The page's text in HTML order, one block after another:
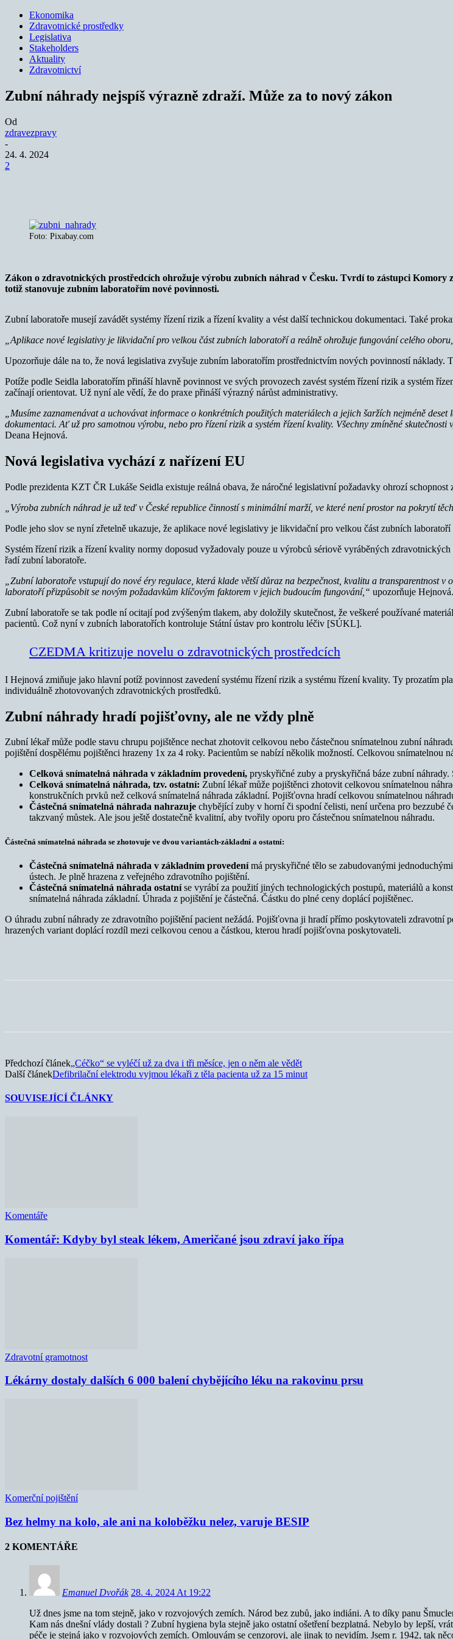
Ekonomika
Zdravotnické prostředky
Legislativa
Stakeholders
Aktuality
Zdravotnictví
Zubní náhrady nejspíš výrazně zdraží. Může za to nový zákon
Od
zdravezpravy
-
24. 4. 2024
2
Foto: Pixabay.com
Zákon o zdravotnických prostředcích ohrožuje výrobu zubních náhrad v Česku. Tvrdí to zástupci
totiž stanovuje zubním laboratořím nové povinnosti.
Zubní laboratoře musejí zavádět systémy řízení rizik a řízení kvality a vést další technickou dokumentaci. Také
„Aplikace nové legislativy je likvidační pro velkou část zubních laboratoří a reálně ohrožuje fungovánícelého
Upozorňuje dále na to, že nová legislativa zvyšuje zubním laboratořím prostřednictvím nových povinností náklady.
Potíže podle Seidla laboratořím přináší hlavně povinnost ve svých provozech zavést systém řízení rizik a systém
začínají orientovat. Už nyní ale vědí, že do praxe přináší výrazný nárůst administrativy.
„Musíme zaznamenávat a uchovávat informace o konkrétních použitých materiálech a jejich šaržích nejméně
dokumentaci. Ať už pro samotnou výrobu, nebo pro řízení rizik a systém řízení kvality. Všechny zmíněné
Deana Hejnová.
Nová legislativa vychází z nařízení EU
Podle prezidenta KZT ČR Lukáše Seidla existuje reálná obava, že náročné legislativní požadavky ohrozí
„Výroba zubních náhrad je už teď v České republice činností s minimální marží, ve které není prostor na pokrytí
Podle jeho slov se nyní zřetelně ukazuje, že aplikace nové legislativy je likvidační pro velkou část zubních
Systém řízení rizik a řízení kvality normy doposud vyžadovaly pouze u výrobců sériově vyráběných
řadí zubní laboratoře.
„Zubní laboratoře vstupují do nové éry regulace, která klade větší důraz na bezpečnost, kvalitu a transparentnost
laboratoří přizpůsobit se novým požadavkům klíčovým faktorem v jejich budoucím fungování,“ upozorňuje Hejnová.
Zubní laboratoře se tak podle ní ocitají pod zvýšeným tlakem, aby doložily skutečnost, že veškeré používané
pacientů. Což nyní v zubních laboratořích kontroluje Státní ústav pro kontrolu léčiv [SÚKL].
CZEDMA kritizuje novelu o zdravotnických prostředcích
I Hejnová zmiňuje jako hlavní potíž povinnost zavedení systému řízení rizik a systému řízení kvality. Ty prozatím
individuálně zhotovovaných zdravotnických prostředků.
Zubní náhrady hradí pojišťovny, ale ne vždy plně
Zubní lékař může podle stavu chrupu pojištěnce nechat zhotovit celkovou nebo částečnou snímatelnou zubní
pojištění dospělému pojištěnci hrazeny 1x za 4 roky. Pacientům se nabízí několik možností. Celkovou snímatelnou
Celková snímatelná náhrada v základním provedení, pryskyřičné zuby a pryskyřičná báze zubní
Celková snímatelná náhrada, tzv. ostatní: Zubní lékař může pojištěnci zhotovit celkovou snímatelnou
konstrukčních prvků než celková snímatelná náhrada základní. Pojišťovna hradí celkovou snímatelnou
Částečná snímatelná náhrada nahrazuje chybějící zuby v horní či spodní čelisti, není určena pro bezzubé
takzvaný můstek. Ale jsou ještě dostatečně kvalitní, aby tvořily oporu pro částečnou snímatelnou náhradu.
Částečná snímatelná náhrada se zhotovuje ve dvou variantách-základní a ostatní:
Částečná snímatelná náhrada v základním provedenímá pryskyřičné tělo se zabudovanými
ústech. Je plně hrazena z veřejného zdravotního pojištění.
Částečná snímatelná náhrada ostatníse vyrábí za použití jiných technologických postupů, materiálů a
snímatelná náhrada základní. Úhrada z pojištění je částečná. Částku do plné ceny doplácí pojištěnec.
O úhradu zubní náhrady ze zdravotního pojištění pacient nežádá. Pojišťovna ji hradí přímo poskytovateli zdravotní
hrazených variant doplácí rozdíl mezi celkovou cenou a částkou, kterou hradí pojišťovna poskytovateli.
Předchozí článek„Céčko“ se vyléčí už za dva i tři měsíce, jen o něm ale vědět
Další článekDefibrilační elektrodu vyjmou lékaři z těla pacienta už za 15 minut
SOUVISEJÍCÍ ČLÁNKY
Komentáře
Komentář: Kdyby byl steak lékem, Američané jsou zdraví jako řípa
Zdravotní gramotnost
Lékárny dostaly dalších 6 000 balení chybějícího léku na rakovinu prsu
Komerční pojištění
Bez helmy na kolo, ale ani na koloběžku nelez, varuje BESIP
2 KOMENTÁŘE
Emanuel Dvořák 28. 4. 2024 At 19:22
Už dnes jsme na tom stejně, jako v rozvojových zemích. Národ bez zubů, jako indiáni. A to díky panu
Kam nás dnešní vlády dostali ? Zubní hygiena byla stejně jako ostatní ošetření bezplatná. Nebylo by lepší,
péče je stejná jako v rozvojových zemích. Omlouvám se cenzorovi, ale jinak to nevidím. Jsem r. 1942, tak